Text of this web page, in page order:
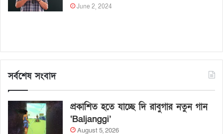
June 2, 2024
সর্বশেষ সংবাদ
প্রকাশিত হতে যাচ্ছে দি রাবুগার নতুন গান
‘Baljanggi’
August 5, 2026